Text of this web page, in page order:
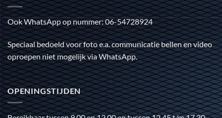
Ook WhatsApp op nummer: 06-54728924
Speciaal bedoeld voor foto e.a. communicatie bellen en video
oproepen niet mogelijk via WhatsApp.
OPENINGSTIJDEN